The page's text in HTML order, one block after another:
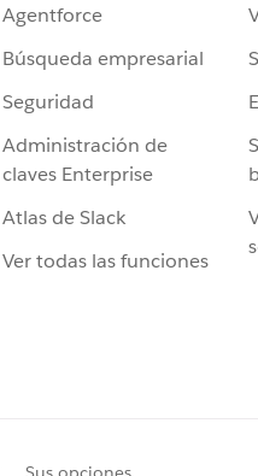
Agentforce
Búsqueda empresarial
Seguridad
Administración de
claves Enterprise
Atlas de Slack
Ver todas las funciones